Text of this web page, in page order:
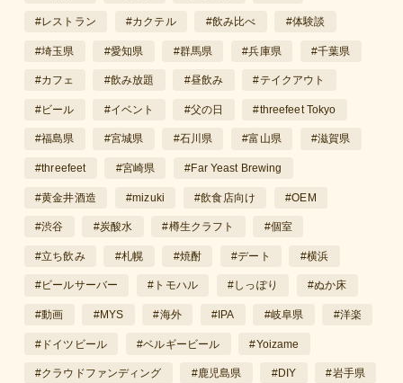
#レストラン #カクテル #飲み比べ #体験談
#埼玉県 #愛知県 #群馬県 #兵庫県 #千葉県
#カフェ #飲み放題 #昼飲み #テイクアウト
#ビール #イベント #父の日 #threefeet Tokyo
#福島県 #宮城県 #石川県 #富山県 #滋賀県
#threefeet #宮崎県 #Far Yeast Brewing
#黄金井酒造 #mizuki #飲食店向け #OEM
#渋谷 #炭酸水 #樽生クラフト #個室
#立ち飲み #札幌 #焼酎 #デート #横浜
#ビールサーバー #トモハル #しっぽり #ぬか床
#動画 #MYS #海外 #IPA #岐阜県 #洋楽
#ドイツビール #ベルギービール #Yoizame
#クラウドファンディング #鹿児島県 #DIY #岩手県